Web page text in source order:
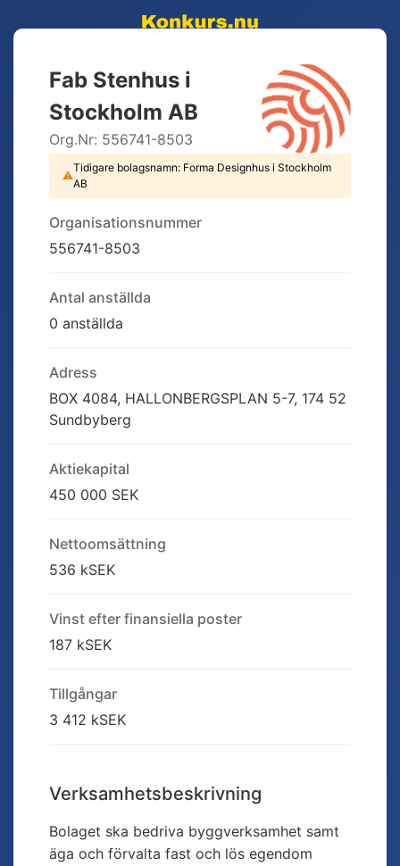
Fab Stenhus i
Stockholm AB
Org.Nr: 556741-8503
⚠
Tidigare bolagsnamn: Forma Designhus i Stockholm
AB
Organisationsnummer
556741-8503
Antal anställda
0 anställda
Adress
BOX 4084, HALLONBERGSPLAN 5-7, 174 52
Sundbyberg
Aktiekapital
450 000 SEK
Nettoomsättning
536 kSEK
Vinst efter finansiella poster
187 kSEK
Tillgångar
3 412 kSEK
Verksamhetsbeskrivning
Bolaget ska bedriva byggverksamhet samt
äga och förvalta fast och lös egendom